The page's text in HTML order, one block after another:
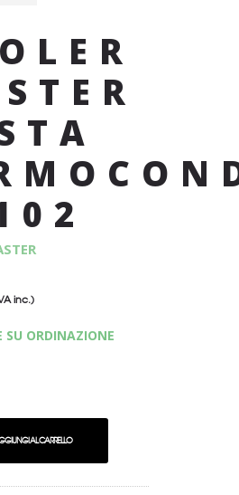
inc.)
SU ORDINAZIONE
AL CARRELLO